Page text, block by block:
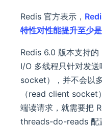
Redis 官方表示，
特性对性能提升至少
Redis 6.0 版本支持
I/O 多线程只针对发
socket），并不会以
（read client socket
端读请求，就需要把
threads-do-reads 配